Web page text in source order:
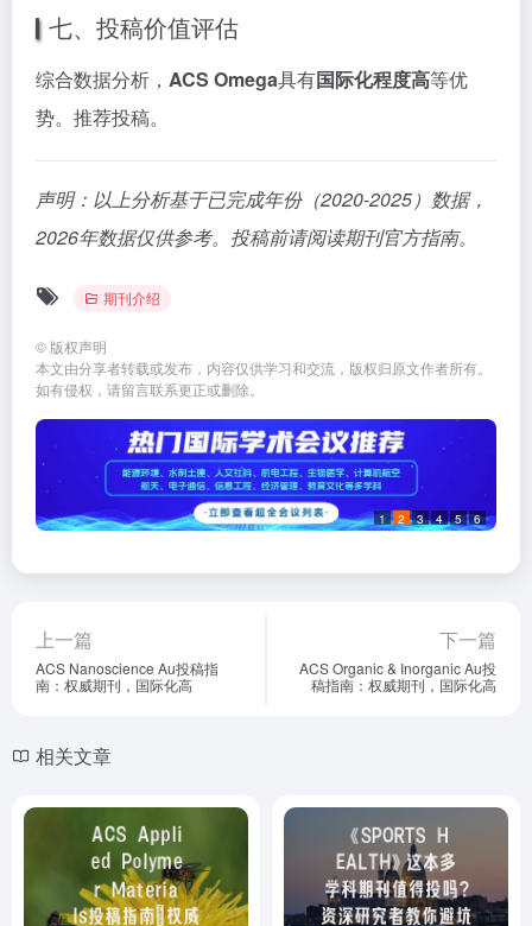
七、投稿价值评估
综合数据分析， ACS Omega具有国际化程度高等优
势。推荐投稿。
声明：以上分析基于已完成年份（2020-2025）数据，
2026年数据仅供参考。投稿前请阅读期刊官方指南。
期刊介绍
© 版权声明
本文由分享者转载或发布，内容仅供学习和交流，版权归原文作者所有。
如有侵权，请留言联系更正或删除。
1 2 3 4 5 6
上一篇
ACS Nanoscience Au投稿指
南：权威期刊，国际化高
下一篇
ACS Organic & Inorganic Au投
稿指南：权威期刊，国际化高
相关文章